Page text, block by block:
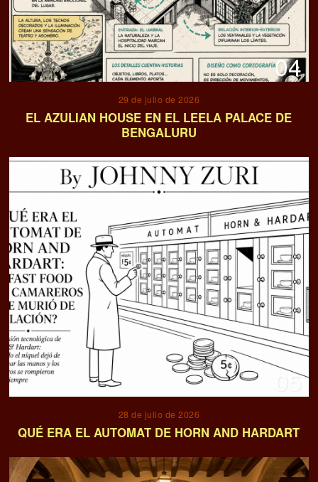
04
29 de julio de 2026
EL AZULIAN HOUSE EN EL LEELA PALACE DE
BENGALURU
05
28 de julio de 2026
QUÉ ERA EL AUTOMAT DE HORN AND HARDART